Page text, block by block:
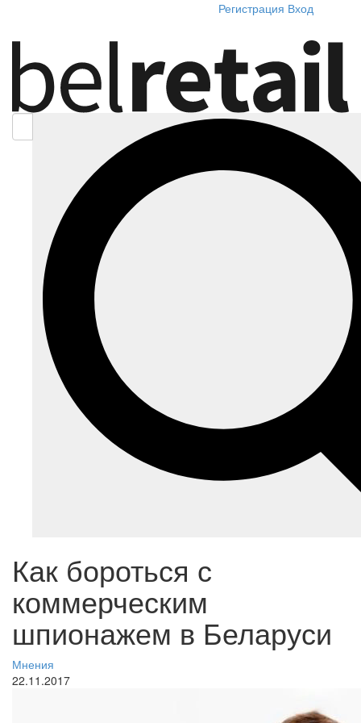
Регистрация Вход
Как бороться с
коммерческим
шпионажем в Беларуси
Мнения
22.11.2017